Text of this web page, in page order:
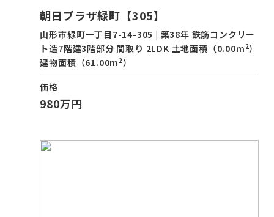
朝日プラザ緑町【305】
山形市緑町一丁目7-14-305 | 築38年 鉄筋コンクリー
ト造7階建3階部分 間取り 2LDK 土地面積（0.00m 2）
建物面積（61.00m 2）
価格
980万円